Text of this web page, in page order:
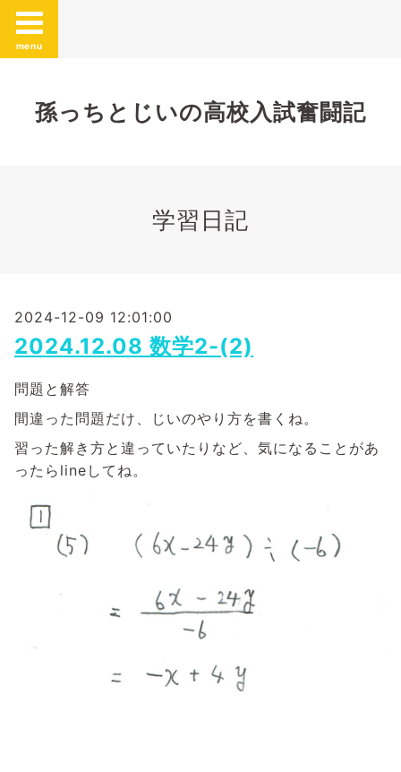
menu
孫っちとじいの高校入試奮闘記
学習日記
2024-12-09 12:01:00
2024.12.08 数学2-(2)
問題と解答
間違った問題だけ、じいのやり方を書くね。
習った解き方と違っていたりなど、気になることがあ
ったらlineしてね。